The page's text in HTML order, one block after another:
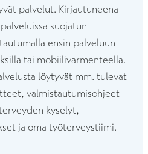
palvelut. Kirjautuneena
suojatun
ensin palveluun
tai mobiilivarmenteella.
löytyvät mm. tulevat
valmistautumisohjeet
kyselyt,
ja oma työterveystiimi.